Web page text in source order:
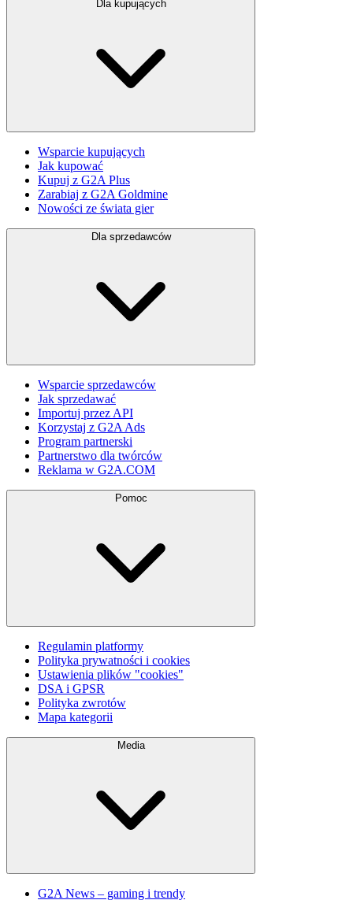
Dla kupujących
Wsparcie kupujących
Jak kupować
Kupuj z G2A Plus
Zarabiaj z G2A Goldmine
Nowości ze świata gier
Dla sprzedawców
Wsparcie sprzedawców
Jak sprzedawać
Importuj przez API
Korzystaj z G2A Ads
Program partnerski
Partnerstwo dla twórców
Reklama w G2A.COM
Pomoc
Regulamin platformy
Polityka prywatności i cookies
Ustawienia plików "cookies"
DSA i GPSR
Polityka zwrotów
Mapa kategorii
Media
G2A News – gaming i trendy